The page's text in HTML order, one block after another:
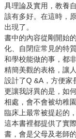
具理論及實用，教養
該有多好。在這時，
出現了。
書中的內容從剛開始
化、自閉症常見的特
和學校能做的事，都
精簡美觀的表格，讓
設計了Q &A，方便家
更讓我訝異的是，如
相處，會不會被幼稚
臨床上最常被提起的
這本書裡都提供了實
書，會是父母及老師的